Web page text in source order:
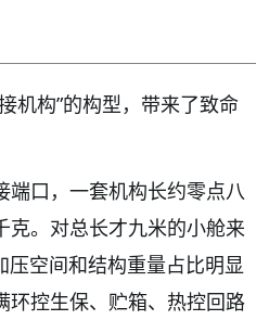
机构”的构型，带来了致命
端口，一套机构长约零点八
克。对总长才九米的小舱来
压空间和结构重量占比明显
环控生保、贮箱、热控回路